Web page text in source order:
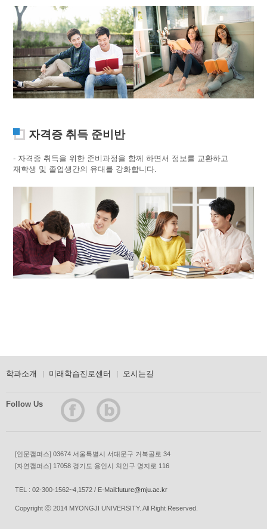
자격증 취득 준비반
- 자격증 취득을 위한 준비과정을 함께 하면서 정보를 교환하고
재학생 및 졸업생간의 유대를 강화합니다.
학과소개 미래학습진로센터 오시는길
Follow Us
[인문캠퍼스] 03674 서울특별시 서대문구 거북골로 34
[자연캠퍼스] 17058 경기도 용인시 처인구 명지로 116
TEL : 02-300-1562~4,1572 / E-Mail:future@mju.ac.kr
Copyright ⓒ 2014 MYONGJI UNIVERSITY. All Right Reserved.